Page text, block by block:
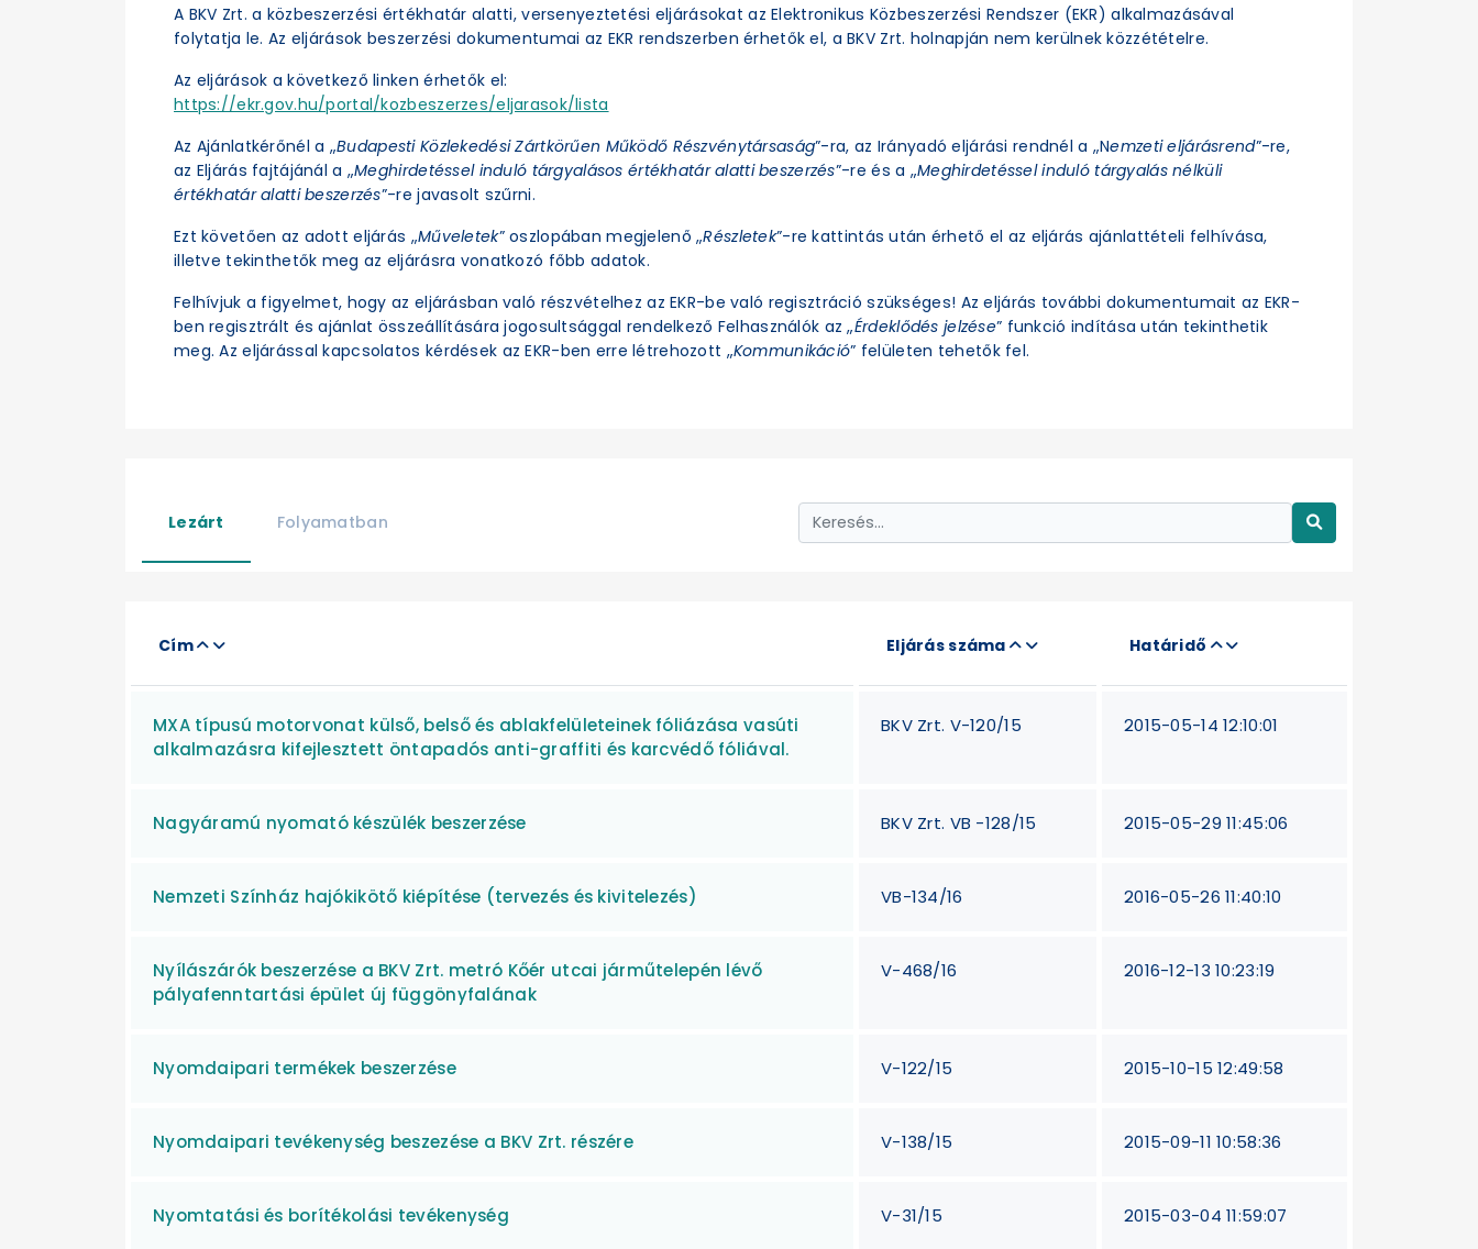
A BKV Zrt. a közbeszerzési értékhatár alatti, versenyeztetési eljárásokat az Elektronikus Közbeszerzési Rendszer (EKR) alkalmazásával
folytatja le. Az eljárások beszerzési dokumentumai az EKR rendszerben érhetők el, a BKV Zrt. holnapján nem kerülnek közzétételre.
Az eljárások a következő linken érhetők el:
https://ekr.gov.hu/portal/kozbeszerzes/eljarasok/lista
Az Ajánlatkérőnél a „Budapesti Közlekedési Zártkörűen Működő Részvénytársaság”-ra, az Irányadó eljárási rendnél a „Nemzeti eljárásrend”-re,
az Eljárás fajtájánál a „Meghirdetéssel induló tárgyalásos értékhatár alatti beszerzés”-re és a „Meghirdetéssel induló tárgyalás nélküli
értékhatár alatti beszerzés”-re javasolt szűrni.
Ezt követően az adott eljárás „Műveletek” oszlopában megjelenő „Részletek”-re kattintás után érhető el az eljárás ajánlattételi felhívása,
illetve tekinthetők meg az eljárásra vonatkozó főbb adatok.
Felhívjuk a figyelmet, hogy az eljárásban való részvételhez az EKR-be való regisztráció szükséges! Az eljárás további dokumentumait az EKR-
ben regisztrált és ajánlat összeállítására jogosultsággal rendelkező Felhasználók az „Érdeklődés jelzése” funkció indítása után tekinthetik
meg. Az eljárással kapcsolatos kérdések az EKR-ben erre létrehozott „Kommunikáció” felületen tehetők fel.
Lezárt Folyamatban
Cím Eljárás száma Határidő
MXA típusú motorvonat külső, belső és ablakfelületeinek fóliázása vasúti
alkalmazásra kifejlesztett öntapadós anti-graffiti és karcvédő fóliával.
BKV Zrt. V-120/15 2015-05-14 12:10:01
Nagyáramú nyomató készülék beszerzése BKV Zrt. VB -128/15 2015-05-29 11:45:06
Nemzeti Színház hajókikötő kiépítése (tervezés és kivitelezés) VB-134/16 2016-05-26 11:40:10
Nyílászárók beszerzése a BKV Zrt. metró Kőér utcai járműtelepén lévő
pályafenntartási épület új függönyfalának
V-468/16 2016-12-13 10:23:19
Nyomdaipari termékek beszerzése V-122/15 2015-10-15 12:49:58
Nyomdaipari tevékenység beszezése a BKV Zrt. részére V-138/15 2015-09-11 10:58:36
Nyomtatási és borítékolási tevékenység V-31/15 2015-03-04 11:59:07